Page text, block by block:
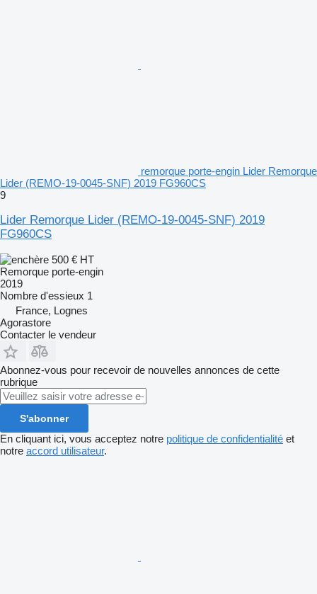
remorque porte-engin Lider Remorque
Lider (REMO-19-0045-SNF) 2019 FG960CS
9
Lider Remorque Lider (REMO-19-0045-SNF) 2019
FG960CS
500 € HT
Remorque porte-engin
2019
Nombre d'essieux 1
France, Lognes
Agorastore
Contacter le vendeur
Abonnez-vous pour recevoir de nouvelles annonces de cette
rubrique
S'abonner
En cliquant ici, vous acceptez notre politique de confidentialité et
notre accord utilisateur.